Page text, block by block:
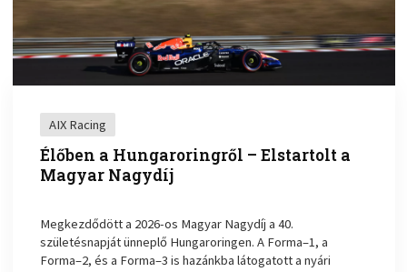
AIX Racing
Élőben a Hungaroringről – Elstartolt a
Magyar Nagydíj
Megkezdődött a 2026-os Magyar Nagydíj a 40.
születésnapját ünneplő Hungaroringen. A Forma–1, a
Forma–2, és a Forma–3 is hazánkba látogatott a nyári